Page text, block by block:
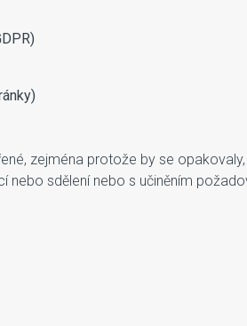
zejména protože by se
sdělení nebo s učiněním